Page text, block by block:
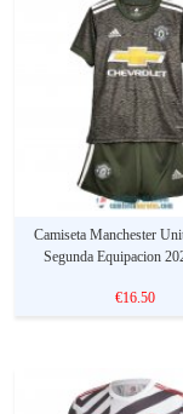
Camiseta Manchester
Segunda Equipacion
€16.50